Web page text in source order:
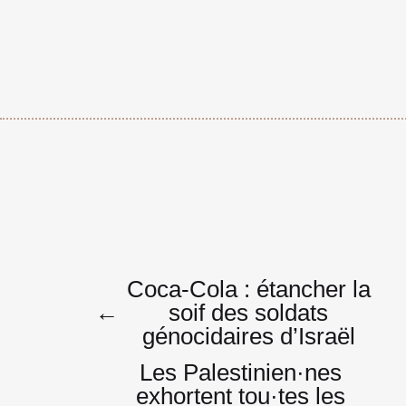
Navigation
de
←
Coca-Cola : étancher la
soif des soldats
génocidaires d’Israël
Les Palestinien·nes
exhortent tou·tes les